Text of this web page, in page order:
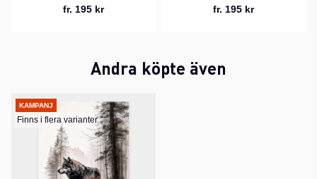
fr. 195 kr fr. 195 kr
Andra köpte även
KAMPANJ
Finns i flera varianter